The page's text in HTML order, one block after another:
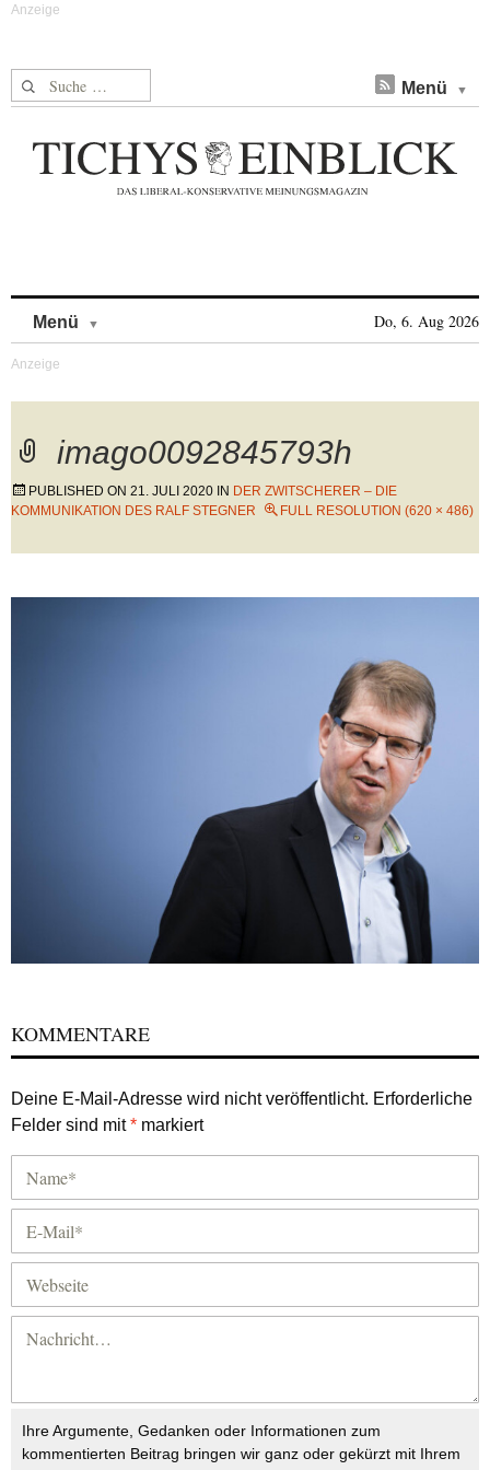
Suche nach: Menü
Menü Do, 6. Aug 2026
imago0092845793h
PUBLISHED ON 21. JULI 2020 IN DER ZWITSCHERER – DIE
KOMMUNIKATION DES RALF STEGNER
FULL RESOLUTION (620 × 486)
KOMMENTARE
Deine E-Mail-Adresse wird nicht veröffentlicht. Erforderliche
Felder sind mit* markiert
Ihre Argumente, Gedanken oder Informationen zum
kommentierten Beitrag bringen wir ganz oder gekürzt mit Ihrem